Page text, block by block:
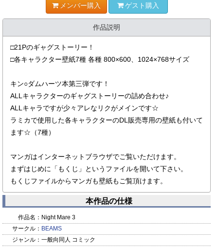
メンバー購入 ゲスト購入
作品説明
□21Pのギャグストーリー！
□各キャラクター壁紙7種 各種 800×600、1024×768サイズ
キン○ダムハーツ本第三弾です！
ALLキャラクターのギャグストーリーの詰め合わせ♪
ALLキャラですが少々アレなリクがメインです☆
ラミカで使用した各キャラクターのDL販売専用の壁紙も付いて
ます☆（7種）
マンガはインターネットブラウザでご覧いただけます。
まずはじめに「もくじ」というファイルを開いて下さい。
もくじファイルからマンガも壁紙もご覧頂けます。
本作品の仕様
作品名： Night Mare 3
サークル： BEAMS
ジャンル： 一般向同人 コミック